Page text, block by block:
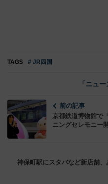
TAGS # JR四国
「ニュ
前の記事
京都鉄道博物館で
ニングセレモニー
神保町駅にスタバなど新店舗、